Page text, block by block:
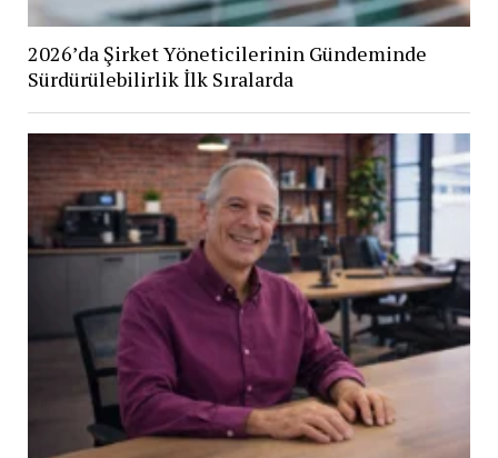
2026’da Şirket Yöneticilerinin Gündeminde
Sürdürülebilirlik İlk Sıralarda